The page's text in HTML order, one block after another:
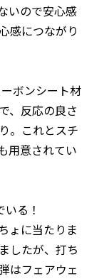
いので安心感
感につながり
ボンシート材
、反応の良さ
。これとスチ
用意されてい
る！
ょに当たりま
したが、打ち
はフェアウェ